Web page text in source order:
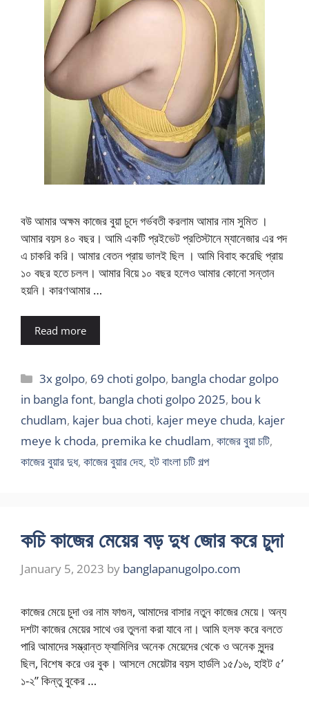
বউ আমার অক্ষম কাজের বুয়া চুদে গর্ভবতী করলাম আমার নাম সুমিত ।
আমার বয়স ৪০ বছর। আমি একটি প্রইভেট প্রতিস্টানে ম্যানেজার এর পদ
এ চাকরি করি। আমার বেতন প্রায় ভালই ছিল । আমি বিবাহ করেছি প্রায়
১০ বছর হতে চলল। আমার বিয়ে ১০ বছর হলেও আমার কোনো সন্তান
হয়নি। কারণআমার …
Read more
Categories
3x golpo, 69 choti golpo, bangla chodar golpo
in bangla font, bangla choti golpo 2025, bou k
chudlam, kajer bua choti, kajer meye chuda, kajer
meye k choda, premika ke chudlam, কাজের বুয়া চটি,
কাজের বুয়ার দুধ, কাজের বুয়ার দেহ, হট বাংলা চটি গল্প
কচি কাজের মেয়ের বড় দুধ জোর করে চুদা
January 5, 2023 by banglapanugolpo.com
কাজের মেয়ে চুদা ওর নাম ফাগুন, আমাদের বাসার নতুন কাজের মেয়ে। অন্য
দশটা কাজের মেয়ের সাথে ওর তুলনা করা যাবে না। আমি হলফ করে বলতে
পারি আমাদের সম্ভ্রান্ত ফ্যামিলির অনেক মেয়েদের থেকে ও অনেক সুন্দর
ছিল, বিশেষ করে ওর বুক। আসলে মেয়েটার বয়স হার্ডলি ১৫/১৬, হাইট ৫’
১-২” কিন্তু বুকের …